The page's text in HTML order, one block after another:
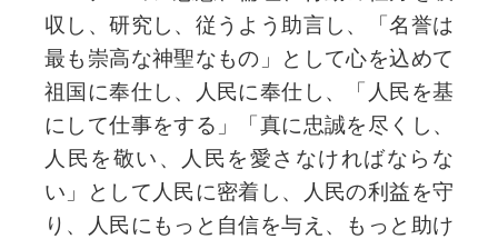
収し、研究し、従うよう助言し、「名誉は
最も崇高な神聖なもの」として心を込めて
祖国に奉仕し、人民に奉仕し、「人民を基
にして仕事をする」「真に忠誠を尽くし、
人民を敬い、人民を愛さなければならな
い」として人民に密着し、人民の利益を守
り、人民にもっと自信を与え、もっと助け